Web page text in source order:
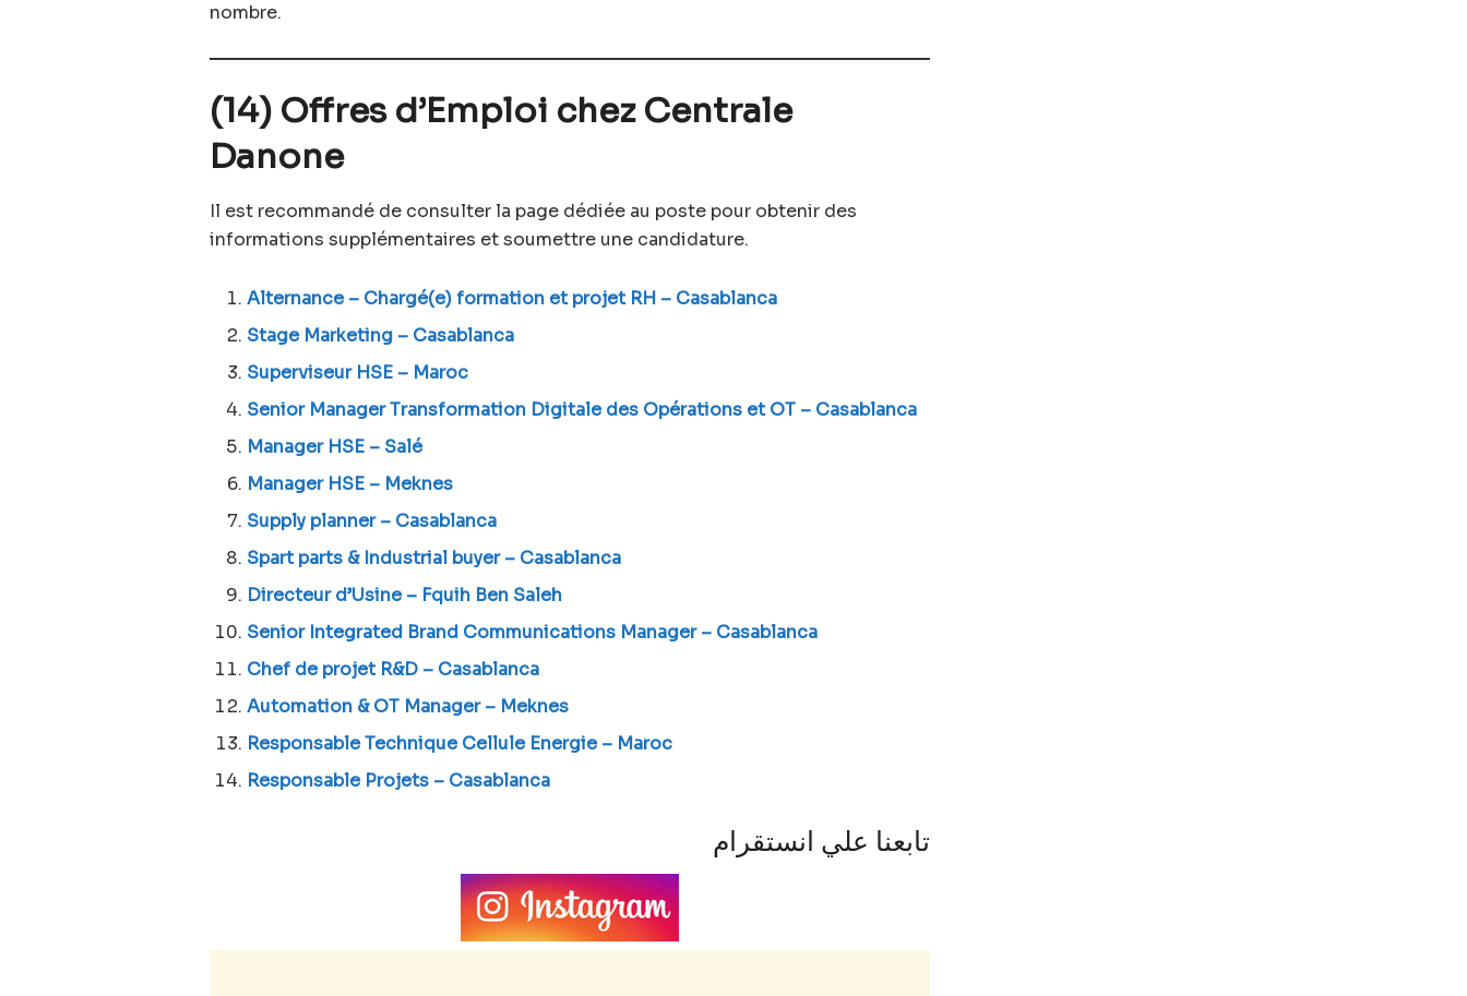
nombre.
(14) Offres d’Emploi chez Centrale
Danone
Il est recommandé de consulter la page dédiée au poste pour obtenir des
informations supplémentaires et soumettre une candidature.
Alternance – Chargé(e) formation et projet RH – Casablanca
Stage Marketing – Casablanca
Superviseur HSE – Maroc
Senior Manager Transformation Digitale des Opérations et OT – Casablanca
Manager HSE – Salé
Manager HSE – Meknes
Supply planner – Casablanca
Spart parts & Industrial buyer – Casablanca
Directeur d’Usine – Fquih Ben Saleh
Senior Integrated Brand Communications Manager – Casablanca
Chef de projet R&D – Casablanca
Automation & OT Manager – Meknes
Responsable Technique Cellule Energie – Maroc
Responsable Projets – Casablanca
تابعنا علي انستقرام